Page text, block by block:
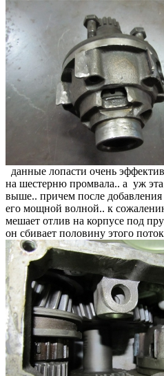
данные лопасти очень
на шестерню промвала.. а уж
выше.. причем после добавления
его мощной волной.. к
мешает отлив на корпусе под
он сбивает половину этого